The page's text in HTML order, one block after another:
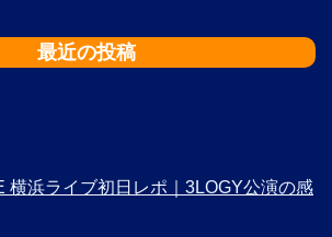
最近の投稿
横浜ライブ初日レポ｜3LOGY公演の感